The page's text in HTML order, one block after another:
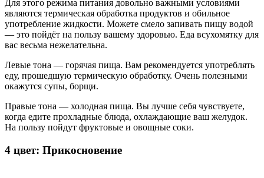
Для этого режима питания довольно важными условиями
являются термическая обработка продуктов и обильное
употребление жидкости. Можете смело запивать пищу водой
— это пойдёт на пользу вашему здоровью. Еда всухомятку для
вас весьма нежелательна.
Левые тона — горячая пища. Вам рекомендуется употреблять
еду, прошедшую термическую обработку. Очень полезными
окажутся супы, борщи.
Правые тона — холодная пища. Вы лучше себя чувствуете,
когда едите прохладные блюда, охлаждающие ваш желудок.
На пользу пойдут фруктовые и овощные соки.
4 цвет: Прикосновение